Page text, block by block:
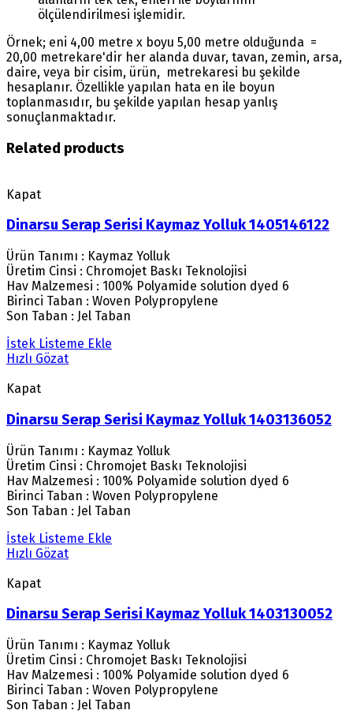
ölçülendirilmesi işlemidir.
Örnek; eni 4,00 metre x boyu 5,00 metre olduğunda =
20,00 metrekare'dir her alanda duvar, tavan, zemin, arsa,
daire, veya bir cisim, ürün, metrekaresi bu şekilde
hesaplanır. Özellikle yapılan hata en ile boyun
toplanmasıdır, bu şekilde yapılan hesap yanlış
sonuçlanmaktadır.
Related products
Kapat
Dinarsu Serap Serisi Kaymaz Yolluk 1405146122
Ürün Tanımı : Kaymaz Yolluk
Üretim Cinsi : Chromojet Baskı Teknolojisi
Hav Malzemesi : 100% Polyamide solution dyed 6
Birinci Taban : Woven Polypropylene
Son Taban : Jel Taban
İstek Listeme Ekle
Hızlı Gözat
Kapat
Dinarsu Serap Serisi Kaymaz Yolluk 1403136052
Ürün Tanımı : Kaymaz Yolluk
Üretim Cinsi : Chromojet Baskı Teknolojisi
Hav Malzemesi : 100% Polyamide solution dyed 6
Birinci Taban : Woven Polypropylene
Son Taban : Jel Taban
İstek Listeme Ekle
Hızlı Gözat
Kapat
Dinarsu Serap Serisi Kaymaz Yolluk 1403130052
Ürün Tanımı : Kaymaz Yolluk
Üretim Cinsi : Chromojet Baskı Teknolojisi
Hav Malzemesi : 100% Polyamide solution dyed 6
Birinci Taban : Woven Polypropylene
Son Taban : Jel Taban